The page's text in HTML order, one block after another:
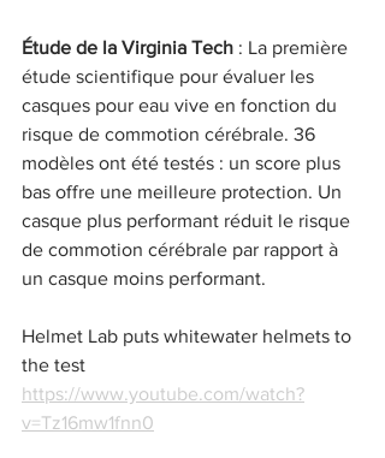
Étude de la Virginia Tech : La première
étude scientifique pour évaluer les
casques pour eau vive en fonction du
risque de commotion cérébrale. 36
modèles ont été testés : un score plus
bas offre une meilleure protection. Un
casque plus performant réduit le risque
de commotion cérébrale par rapport à
un casque moins performant.
Helmet Lab puts whitewater helmets to
the test
https://www.youtube.com/watch?
v=Tz16mw1fnn0